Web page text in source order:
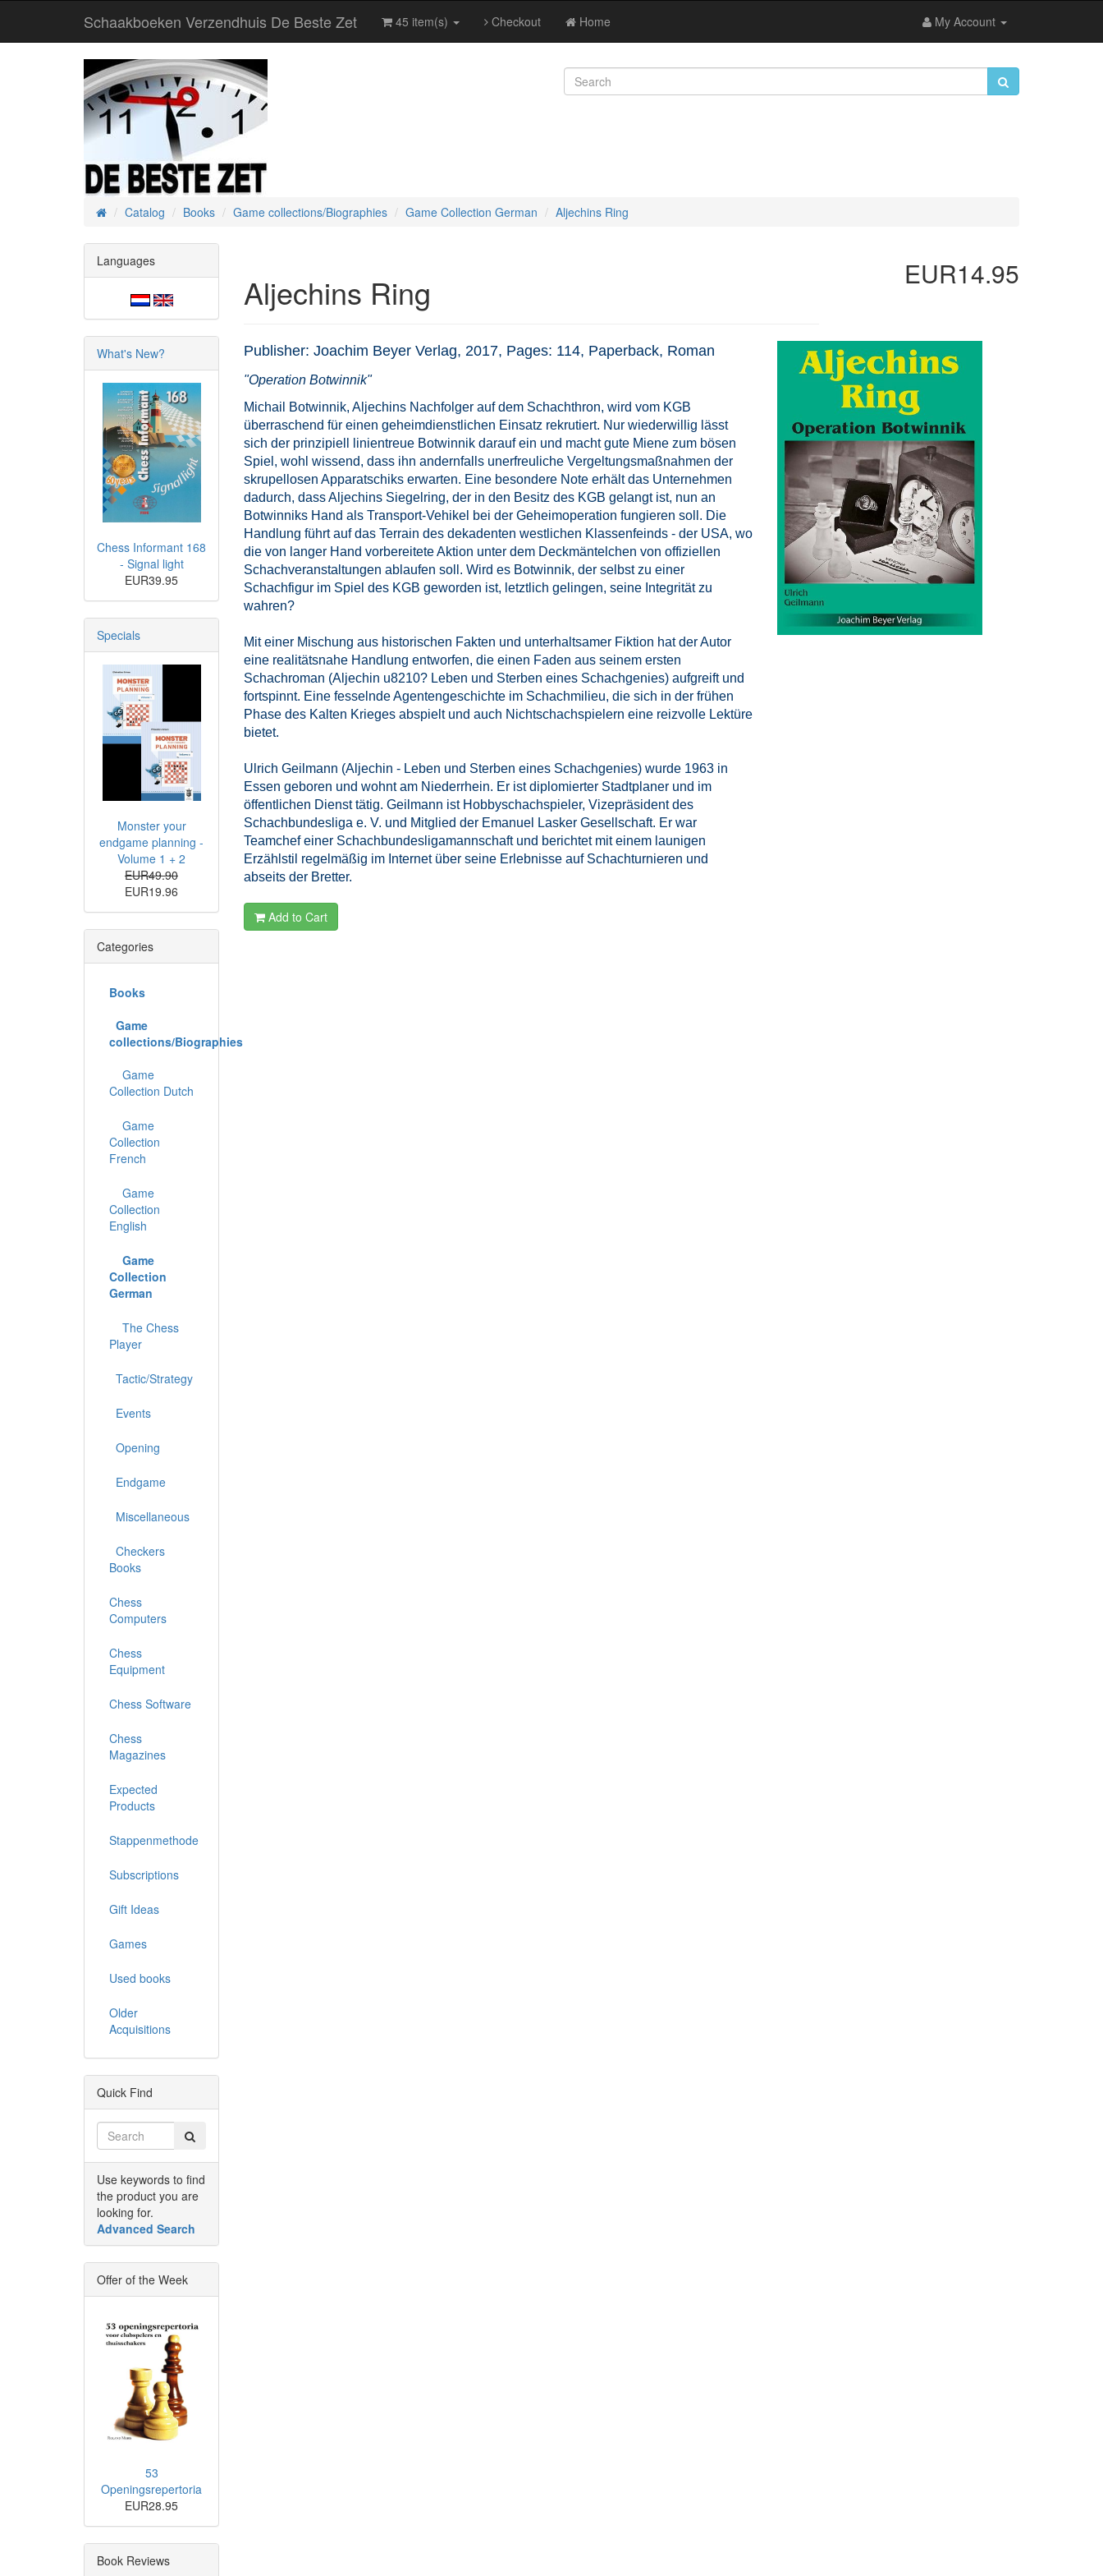
Schaakboeken Verzendhuis De Beste Zet 45 item(s) Checkout Home My Account
HomeCatalog Books Game collections/Biographies Game Collection German Aljechins Ring
Aljechins Ring EUR14.95
Publisher: Joachim Beyer Verlag, 2017, Pages: 114, Paperback, Roman
"Operation Botwinnik"
Michail Botwinnik, Aljechins Nachfolger auf dem Schachthron, wird vom KGB
überraschend für einen geheimdienstlichen Einsatz rekrutiert. Nur wiederwillig lässt
sich der prinzipiell linientreue Botwinnik darauf ein und macht gute Miene zum bösen
Spiel, wohl wissend, dass ihn andernfalls unerfreuliche Vergeltungsmaßnahmen der
skrupellosen Apparatschiks erwarten. Eine besondere Note erhält das Unternehmen
dadurch, dass Aljechins Siegelring, der in den Besitz des KGB gelangt ist, nun an
Botwinniks Hand als Transport-Vehikel bei der Geheimoperation fungieren soll. Die
Handlung führt auf das Terrain des dekadenten westlichen Klassenfeinds - der USA, wo
die von langer Hand vorbereitete Aktion unter dem Deckmäntelchen von offiziellen
Schachveranstaltungen ablaufen soll. Wird es Botwinnik, der selbst zu einer
Schachfigur im Spiel des KGB geworden ist, letztlich gelingen, seine Integrität zu
wahren?
Mit einer Mischung aus historischen Fakten und unterhaltsamer Fiktion hat der Autor
eine realitätsnahe Handlung entworfen, die einen Faden aus seinem ersten
Schachroman (Aljechin u8210? Leben und Sterben eines Schachgenies) aufgreift und
fortspinnt. Eine fesselnde Agentengeschichte im Schachmilieu, die sich in der frühen
Phase des Kalten Krieges abspielt und auch Nichtschachspielern eine reizvolle Lektüre
bietet.
Ulrich Geilmann (Aljechin - Leben und Sterben eines Schachgenies) wurde 1963 in
Essen geboren und wohnt am Niederrhein. Er ist diplomierter Stadtplaner und im
öffentlichen Dienst tätig. Geilmann ist Hobbyschachspieler, Vizepräsident des
Schachbundesliga e. V. und Mitglied der Emanuel Lasker Gesellschaft. Er war
Teamchef einer Schachbundesligamannschaft und berichtet mit einem launigen
Erzählstil regelmäßig im Internet über seine Erlebnisse auf Schachturnieren und
abseits der Bretter.
Add to Cart
Languages
What's New?
Chess Informant 168
- Signal light
EUR39.95
Specials
Monster your
endgame planning -
Volume 1 + 2
EUR49.90
EUR19.96
Categories
Books
Game
collections/Biographies
Game
Collection Dutch
Game
Collection
French
Game
Collection
English
Game
Collection
German
The Chess
Player
Tactic/Strategy
Events
Opening
Endgame
Miscellaneous
Checkers
Books
Chess
Computers
Chess
Equipment
Chess Software
Chess
Magazines
Expected
Products
Stappenmethode
Subscriptions
Gift Ideas
Games
Used books
Older
Acquisitions
Quick Find
Use keywords to find
the product you are
looking for.
Advanced Search
Offer of the Week
53
Openingsrepertoria
EUR28.95
Book Reviews